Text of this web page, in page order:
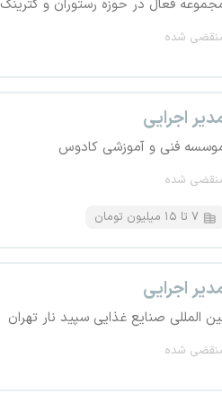
فعال در حوزه رستوران و کترینگ
شده
اجرایی
فنی و آموزشی کادوس
شده
۷ تا ۱۵ میلیون تومان
اجرایی
المللی صنایع غذایی سپید نار تهران
شده